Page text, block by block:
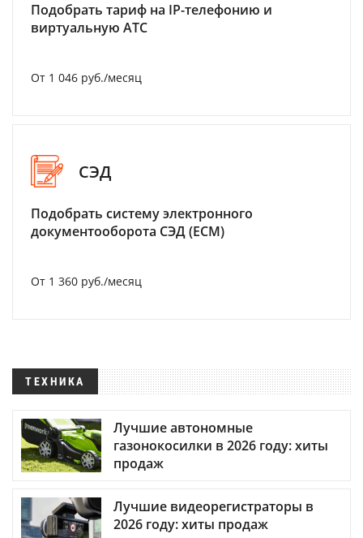
Подобрать тариф на IP-телефонию и
виртуальную АТС
От 1 046 руб./месяц
СЭД
Подобрать систему электронного
документооборота СЭД (ECM)
От 1 360 руб./месяц
ТЕХНИКА
Лучшие автономные
газонокосилки в 2026 году: хиты
продаж
Лучшие видеорегистраторы в
2026 году: хиты продаж